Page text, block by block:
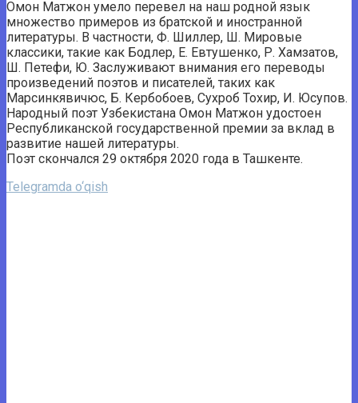
Омон Матжон умело перевел на наш родной язык
множество примеров из братской и иностранной
литературы. В частности, Ф. Шиллер, Ш. Мировые
классики, такие как Бодлер, Е. Евтушенко, Р. Хамзатов,
Ш. Петефи, Ю. Заслуживают внимания его переводы
произведений поэтов и писателей, таких как
Марсинкявичюс, Б. Кербобоев, Сухроб Тохир, И. Юсупов.
Народный поэт Узбекистана Омон Матжон удостоен
Республиканской государственной премии за вклад в
развитие нашей литературы.
Поэт скончался 29 октября 2020 года в Ташкенте.
Telegramda o‘qish